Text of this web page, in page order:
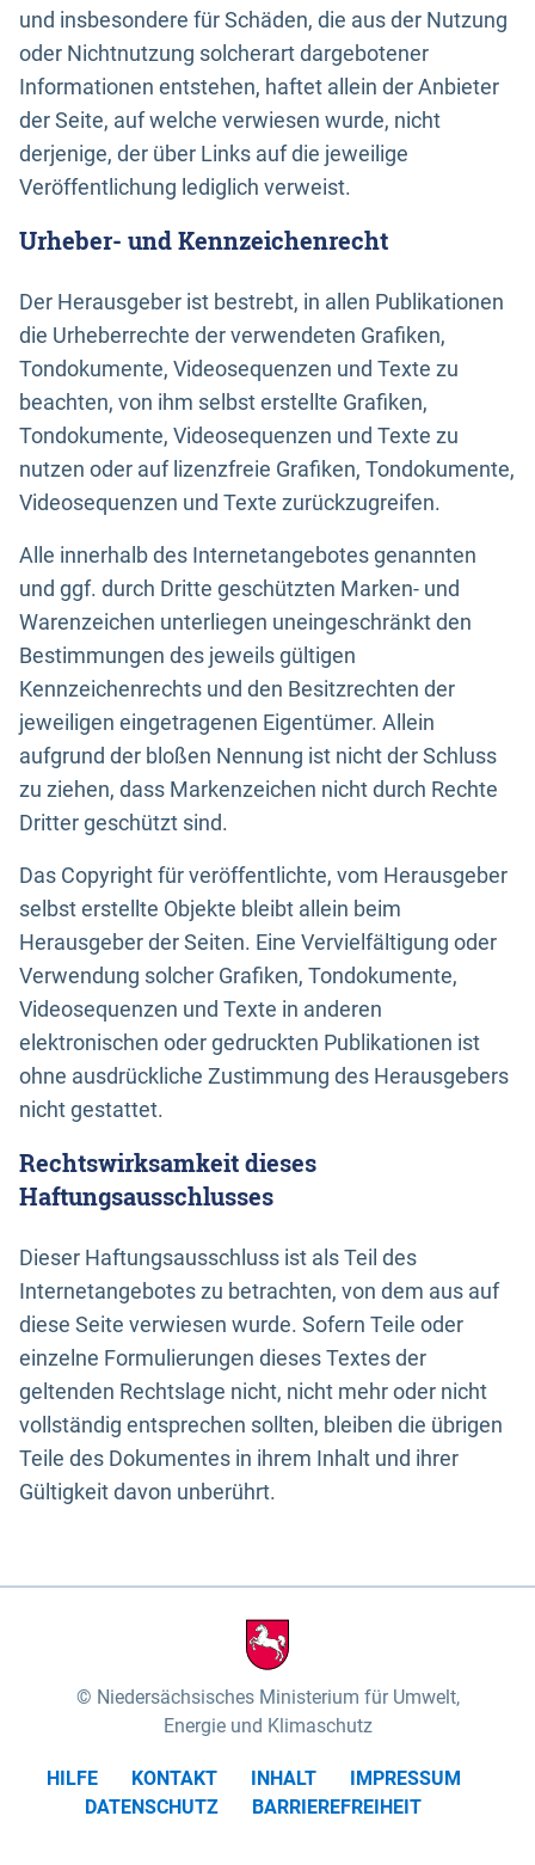
und insbesondere für Schäden, die aus der Nutzung
oder Nichtnutzung solcherart dargebotener
Informationen entstehen, haftet allein der Anbieter
der Seite, auf welche verwiesen wurde, nicht
derjenige, der über Links auf die jeweilige
Veröffentlichung lediglich verweist.
Urheber- und Kennzeichenrecht
Der Herausgeber ist bestrebt, in allen Publikationen
die Urheberrechte der verwendeten Grafiken,
Tondokumente, Videosequenzen und Texte zu
beachten, von ihm selbst erstellte Grafiken,
Tondokumente, Videosequenzen und Texte zu
nutzen oder auf lizenzfreie Grafiken, Tondokumente,
Videosequenzen und Texte zurückzugreifen.
Alle innerhalb des Internetangebotes genannten
und ggf. durch Dritte geschützten Marken- und
Warenzeichen unterliegen uneingeschränkt den
Bestimmungen des jeweils gültigen
Kennzeichenrechts und den Besitzrechten der
jeweiligen eingetragenen Eigentümer. Allein
aufgrund der bloßen Nennung ist nicht der Schluss
zu ziehen, dass Markenzeichen nicht durch Rechte
Dritter geschützt sind.
Das Copyright für veröffentlichte, vom Herausgeber
selbst erstellte Objekte bleibt allein beim
Herausgeber der Seiten. Eine Vervielfältigung oder
Verwendung solcher Grafiken, Tondokumente,
Videosequenzen und Texte in anderen
elektronischen oder gedruckten Publikationen ist
ohne ausdrückliche Zustimmung des Herausgebers
nicht gestattet.
Rechtswirksamkeit dieses
Haftungsausschlusses
Dieser Haftungsausschluss ist als Teil des
Internetangebotes zu betrachten, von dem aus auf
diese Seite verwiesen wurde. Sofern Teile oder
einzelne Formulierungen dieses Textes der
geltenden Rechtslage nicht, nicht mehr oder nicht
vollständig entsprechen sollten, bleiben die übrigen
Teile des Dokumentes in ihrem Inhalt und ihrer
Gültigkeit davon unberührt.
Niedersächsisches Ministerium für Umwelt,
Energie und Klimaschutz
HILFE KONTAKT INHALT
IMPRESSUM
DATENSCHUTZ
BARRIEREFREIHEIT